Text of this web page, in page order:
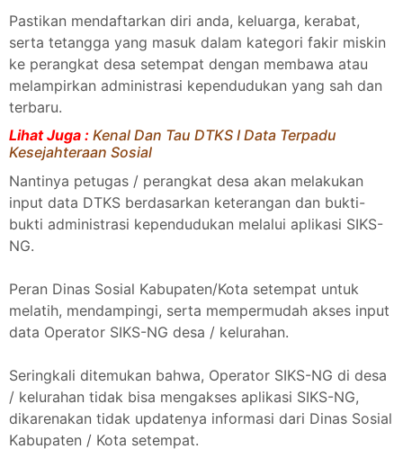
Pastikan mendaftarkan diri anda, keluarga, kerabat,
serta tetangga yang masuk dalam kategori fakir miskin
ke perangkat desa setempat dengan membawa atau
melampirkan administrasi kependudukan yang sah dan
terbaru.
Lihat Juga : Kenal Dan Tau DTKS I Data Terpadu
Kesejahteraan Sosial
Nantinya petugas / perangkat desa akan melakukan
input data DTKS berdasarkan keterangan dan bukti-
bukti administrasi kependudukan melalui aplikasi SIKS-
NG.
Peran Dinas Sosial Kabupaten/Kota setempat untuk
melatih, mendampingi, serta mempermudah akses input
data Operator SIKS-NG desa / kelurahan.
Seringkali ditemukan bahwa, Operator SIKS-NG di desa
/ kelurahan tidak bisa mengakses aplikasi SIKS-NG,
dikarenakan tidak updatenya informasi dari Dinas Sosial
Kabupaten / Kota setempat.